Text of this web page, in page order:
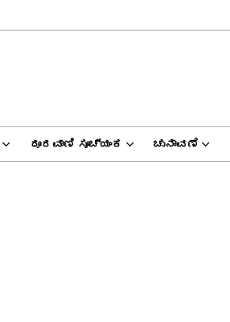
ದೂರವಾಣಿ ಸೂಚ್ಯಂಕ ಚುನಾವಣೆ